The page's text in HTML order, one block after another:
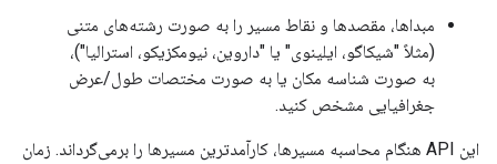
مبداها، مقصدها و نقاط مسیر را به صورت رشته‌های متنی
(مثلاً "شیکاگو، ایلینوی" یا "داروین، نیومکزیکو، استرالیا")،
به صورت شناسه مکان یا به صورت مختصات طول/عرض
جغرافیایی مشخص کنید.
این API هنگام محاسبه مسیرها، کارآمدترین مسیرها را برمی‌گرداند. زمان